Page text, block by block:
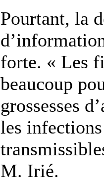
Pourtant, la
forte. « Les
beaucoup
grossesses
les
M. Irié.